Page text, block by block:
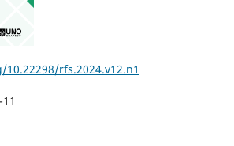
rfs.2024.v12.n1